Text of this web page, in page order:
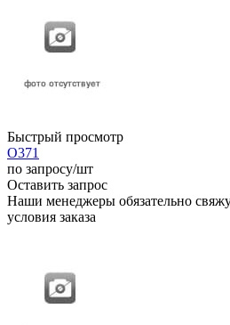
Быстрый просмотр
О371
по запросу/шт
Оставить запрос
Наши менеджеры обязательно
условия заказа